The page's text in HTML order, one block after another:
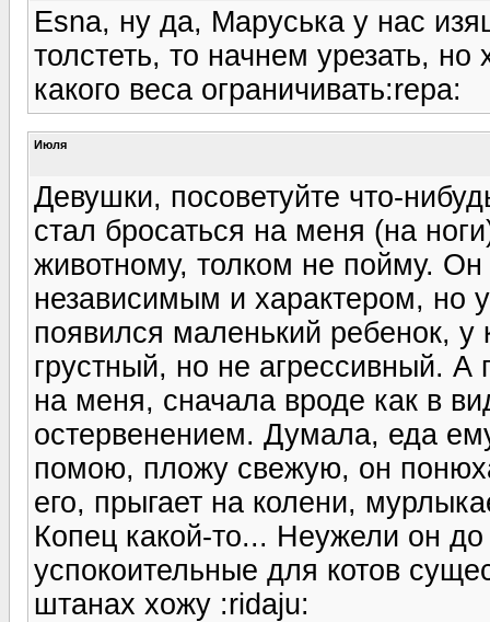
Esna, ну да, Маруська у нас
толстеть, то начнем урезать,
какого веса ограничивать:repa:
Июля
Девушки, посоветуйте что-
стал бросаться на меня (на
животному, толком не пойму.
независимым и характером, но
появился маленький ребенок,
грустный, но не агрессивный. А
на меня, сначала вроде как в
остервенением. Думала, еда
помою, пложу свежую, он
его, прыгает на колени,
Копец какой-то... Неужели он
успокоительные для котов
штанах хожу :ridaju: